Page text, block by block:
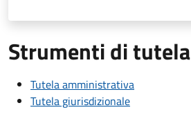
Strumenti di tutela
Tutela amministrativa
Tutela giurisdizionale